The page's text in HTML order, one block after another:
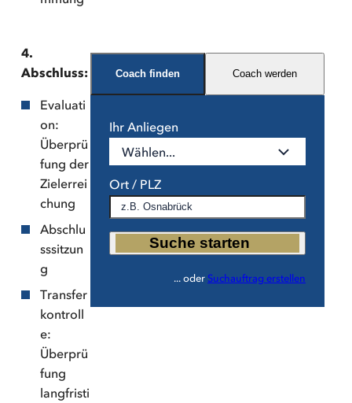
4.
Abschluss:
Evaluati
on:
Überprü
fung der
Zielerrei
chung
Abschlu
sssitzun
g
Transfer
kontroll
e:
Überprü
fung
langfristi
Coach finden Coach werden
Ihr Anliegen
Wählen...
Ort / PLZ
Suche starten
... oder Suchauftrag erstellen